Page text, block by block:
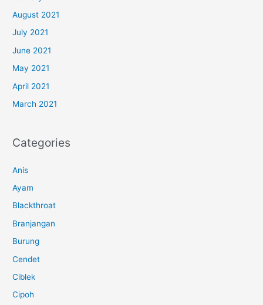
August 2021
July 2021
June 2021
May 2021
April 2021
March 2021
Categories
Anis
Ayam
Blackthroat
Branjangan
Burung
Cendet
Ciblek
Cipoh